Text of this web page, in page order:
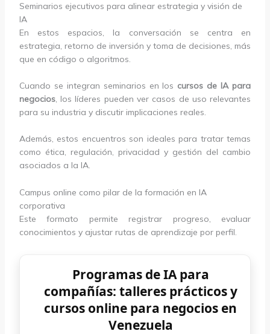
Seminarios ejecutivos para alinear estrategia y visión de
IA
En estos espacios, la conversación se centra en
estrategia, retorno de inversión y toma de decisiones, más
que en código o algoritmos.
Cuando se integran seminarios en los cursos de IA para
negocios, los líderes pueden ver casos de uso relevantes
para su industria y discutir implicaciones reales.
Además, estos encuentros son ideales para tratar temas
como ética, regulación, privacidad y gestión del cambio
asociados a la IA.
Campus online como pilar de la formación en IA
corporativa
Este formato permite registrar progreso, evaluar
conocimientos y ajustar rutas de aprendizaje por perfil.
Programas de IA para
compañías: talleres prácticos y
cursos online para negocios en
Venezuela